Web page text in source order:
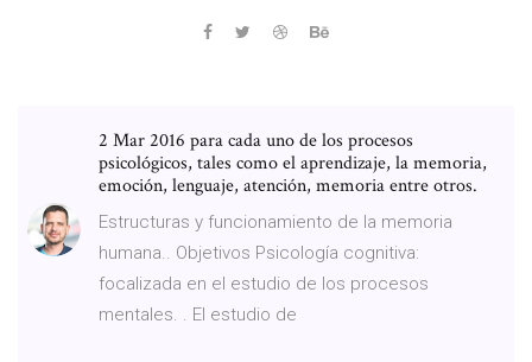
2 Mar 2016 para cada uno de los procesos
psicológicos, tales como el aprendizaje, la memoria,
emoción, lenguaje, atención, memoria entre otros.
Estructuras y funcionamiento de la memoria
humana.. Objetivos Psicología cognitiva:
focalizada en el estudio de los procesos
mentales. . El estudio de